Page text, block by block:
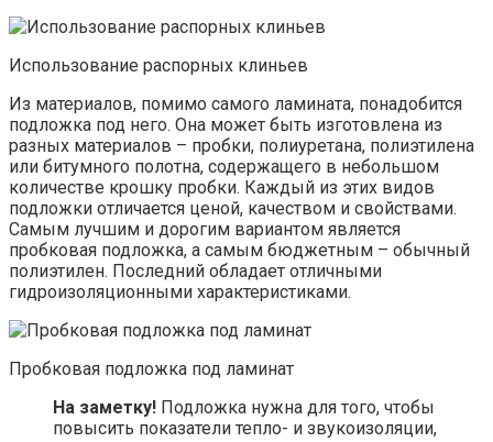
Использование распорных клиньев
Из материалов, помимо самого ламината, понадобится
подложка под него. Она может быть изготовлена из
разных материалов – пробки, полиуретана, полиэтилена
или битумного полотна, содержащего в небольшом
количестве крошку пробки. Каждый из этих видов
подложки отличается ценой, качеством и свойствами.
Самым лучшим и дорогим вариантом является
пробковая подложка, а самым бюджетным – обычный
полиэтилен. Последний обладает отличными
гидроизоляционными характеристиками.
Пробковая подложка под ламинат
На заметку! Подложка нужна для того, чтобы
повысить показатели тепло- и звукоизоляции,